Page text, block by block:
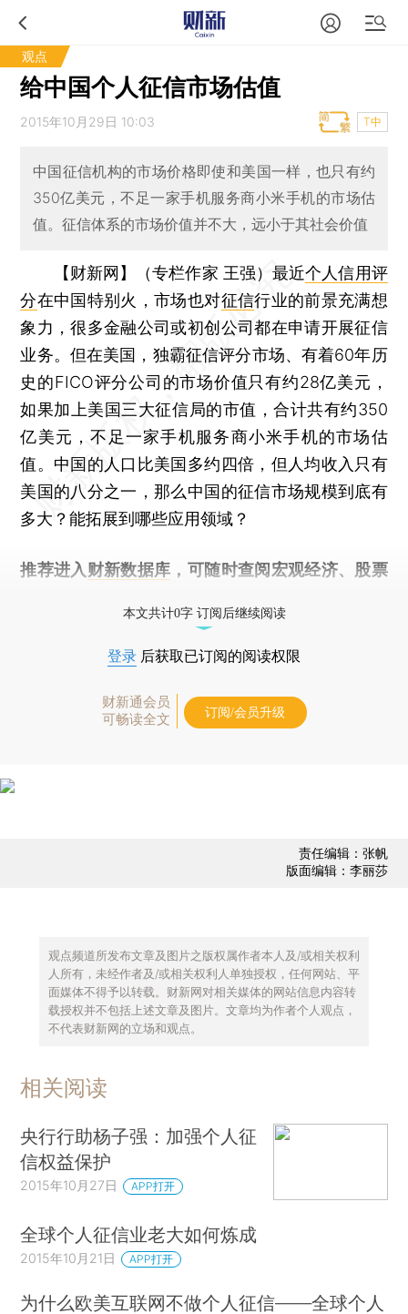
观点
给中国个人征信市场估值
2015年10月29日 10:03 T中
中国征信机构的市场价格即使和美国一样，也只有约
350亿美元，不足一家手机服务商小米手机的市场估
值。征信体系的市场价值并不大，远小于其社会价值
【财新网】（专栏作家 王强）最近个人信用评
分在中国特别火，市场也对征信行业的前景充满想
象力，很多金融公司或初创公司都在申请开展征信
业务。但在美国，独霸征信评分市场、有着60年历
史的FICO评分公司的市场价值只有约28亿美元，
如果加上美国三大征信局的市值，合计共有约350
亿美元，不足一家手机服务商小米手机的市场估
值。中国的人口比美国多约四倍，但人均收入只有
美国的八分之一，那么中国的征信市场规模到底有
多大？能拓展到哪些应用领域？
推荐进入 财新数据库 ，可随时查阅宏观经济、股票
本文共计0字 订阅后继续阅读
登录 后获取已订阅的阅读权限
财新通会员
可畅读全文
订阅/会员升级
责任编辑：张帆
版面编辑：李丽莎
观点频道所发布文章及图片之版权属作者本人及/或相关权利
人所有，未经作者及/或相关权利人单独授权，任何网站、平
面媒体不得予以转载。财新网对相关媒体的网站信息内容转
载授权并不包括上述文章及图片。文章均为作者个人观点，
不代表财新网的立场和观点。
相关阅读
央行行助杨子强：加强个人征
信权益保护
2015年10月27日 APP打开
全球个人征信业老大如何炼成
2015年10月21日 APP打开
为什么欧美互联网不做个人征信——全球个人